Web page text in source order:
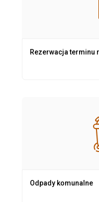
Rezerwacja
Odpady komunalne